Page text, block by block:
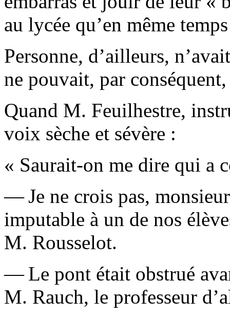
au lycée qu’en même
Personne, d’ailleurs,
ne pouvait, par
Quand M. Feuilhestre,
voix sèche et sévère :
« Saurait-on me dire qui a
— Je ne crois pas,
imputable à un de nos
M. Rousselot.
— Le pont était obstrué
M. Rauch, le pro­fesseur